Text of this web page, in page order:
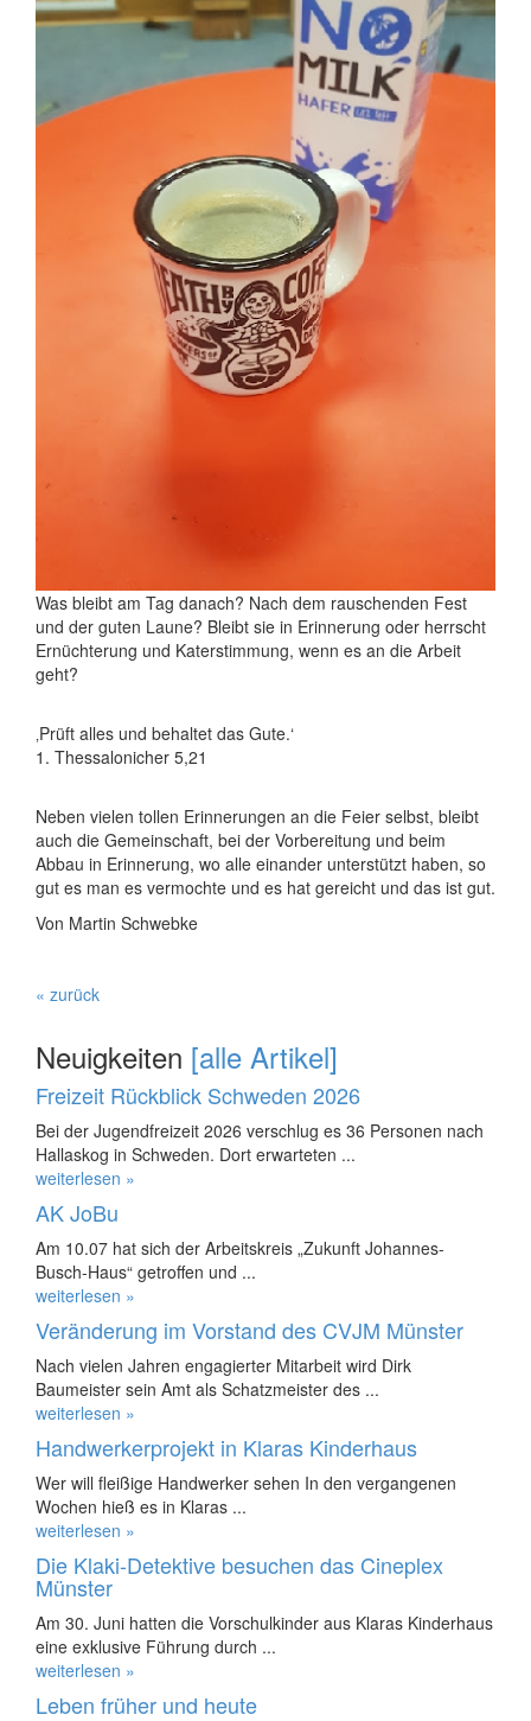
Was bleibt am Tag danach? Nach dem rauschenden Fest
und der guten Laune? Bleibt sie in Erinnerung oder herrscht
Ernüchterung und Katerstimmung, wenn es an die Arbeit
geht?
‚Prüft alles und behaltet das Gute.‘
1. Thessalonicher 5,21
Neben vielen tollen Erinnerungen an die Feier selbst, bleibt
auch die Gemeinschaft, bei der Vorbereitung und beim
Abbau in Erinnerung, wo alle einander unterstützt haben, so
gut es man es vermochte und es hat gereicht und das ist gut.
Von Martin Schwebke
« zurück
Neuigkeiten [alle Artikel]
Freizeit Rückblick Schweden 2026
Bei der Jugendfreizeit 2026 verschlug es 36 Personen nach
Hallaskog in Schweden. Dort erwarteten ...
weiterlesen »
AK JoBu
Am 10.07 hat sich der Arbeitskreis „Zukunft Johannes-
Busch-Haus“ getroffen und ...
weiterlesen »
Veränderung im Vorstand des CVJM Münster
Nach vielen Jahren engagierter Mitarbeit wird Dirk
Baumeister sein Amt als Schatzmeister des ...
weiterlesen »
Handwerkerprojekt in Klaras Kinderhaus
Wer will fleißige Handwerker sehen In den vergangenen
Wochen hieß es in Klaras ...
weiterlesen »
Die Klaki-Detektive besuchen das Cineplex
Münster
Am 30. Juni hatten die Vorschulkinder aus Klaras Kinderhaus
eine exklusive Führung durch ...
weiterlesen »
Leben früher und heute